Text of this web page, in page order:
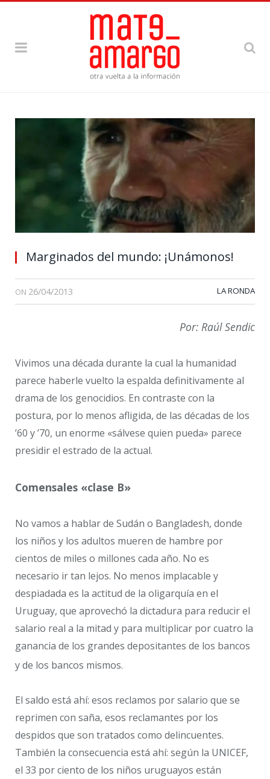
Marginados del mundo: ¡Unámonos!
ON 26/04/2013 LA RONDA
Por: Raúl Sendic
Vivimos una década durante la cual la humanidad
parece haberle vuelto la espalda definitivamente al
drama de los genocidios. En contraste con la
postura, por lo menos afligida, de las décadas de los
’60 y ’70, un enorme «sálvese quien pueda» parece
presidir el estrado de la actual.
Comensales «clase B»
No vamos a hablar de Sudán o Bangladesh, donde
los niños y los adultos mueren de hambre por
cientos de miles o millones cada año. No es
necesario ir tan lejos. No menos implacable y
despiadada es la actitud de la oligarquía en el
Uruguay, que aprovechó la dictadura para reducir el
salario real a la mitad y para multiplicar por cuatro la
ganancia de los grandes depositantes de los bancos
y de los bancos mismos.
El saldo está ahí: esos reclamos por salario que se
reprimen con saña, esos reclamantes por los
despidos que son tratados como delincuentes.
También la consecuencia está ahí: según la UNICEF,
el 33 por ciento de los niños uruguayos están